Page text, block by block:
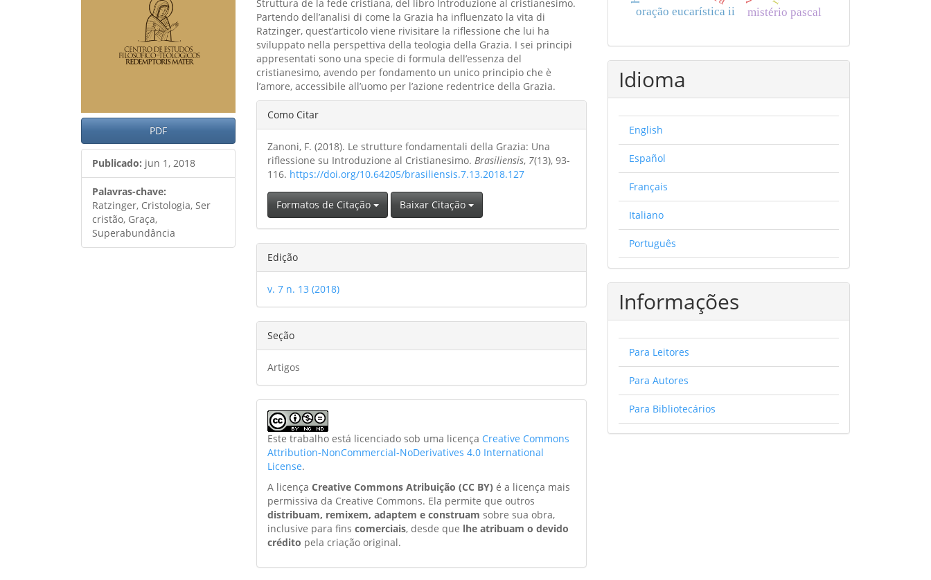
PDF
Publicado: jun 1, 2018
Palavras-chave:
Ratzinger, Cristologia, Ser
cristão, Graça,
Superabundância
Struttura de la fede cristiana, del libro Introduzione al cristianesimo.
Partendo dell’analisi di come la Grazia ha influenzato la vita di
Ratzinger, quest’articolo viene rivisitare la riflessione che lui ha
sviluppato nella perspettiva della teologia della Grazia. I sei principi
appresentati sono una specie di formula dell’essenza del
cristianesimo, avendo per fondamento un unico principio che è
l’amore, accessibile all’uomo per l’azione redentrice della Grazia.
Detalhes
do
artigo
Como Citar
Zanoni, F. (2018). Le strutture fondamentali della Grazia: Una
riflessione su Introduzione al Cristianesimo. Brasiliensis, 7(13), 93-
116. https://doi.org/10.64205/brasiliensis.7.13.2018.127
Formatos de Citação Baixar Citação
Edição
v. 7 n. 13 (2018)
Seção
Artigos
Este trabalho está licenciado sob uma licença Creative Commons
Attribution-NonCommercial-NoDerivatives 4.0 International
License.
A licençaCreative Commons Atribuição (CC BY) é a licença mais
permissiva da Creative Commons. Ela permite que outros
distribuam, remixem, adaptem e construam sobre sua obra,
inclusive para finscomerciais, desde que lhe atribuam o devido
crédito pela criação original.
mistério pascal
oração eucarística ii
Idioma
English
Español
Français
Italiano
Português
Informações
Para Leitores
Para Autores
Para Bibliotecários